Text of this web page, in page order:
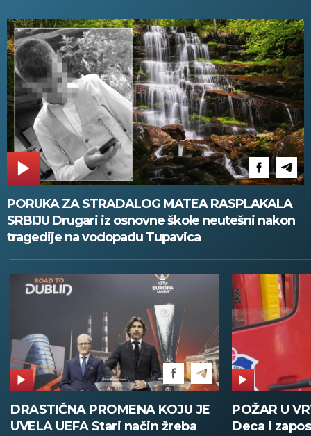
PORUKA ZA STRADALOG MATEA RASPLAKALA
SRBIJU Drugari iz osnovne škole neutešni nakon
tragedije na vodopadu Tupavica
POŽAR U VRTIĆU NA VOŽDOVCU
Deca i zaposleni evakuisani
SINIŠA
DOBIO